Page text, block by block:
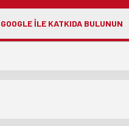
GOOGLE ILE KATKIDA BULUNUN